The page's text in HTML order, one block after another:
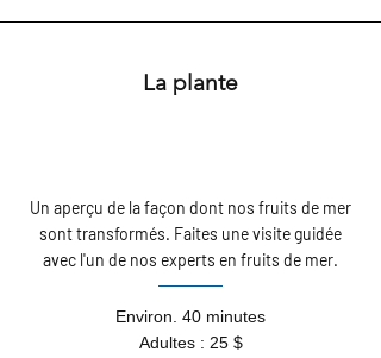
La plante
Un aperçu de la façon dont nos fruits de mer
sont transformés. Faites une visite guidée
avec l'un de nos experts en fruits de mer.
Environ. 40 minutes
Adultes : 25 $